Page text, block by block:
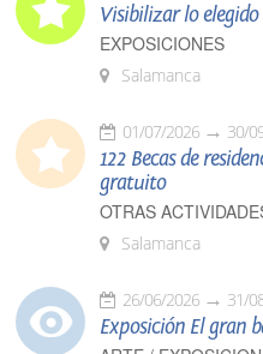
Visibilizar lo elegido
EXPOSICIONES
Salamanca
01/07/2026 30/
122 Becas de
gratuito
OTRAS
Salamanca
26/06/2026 31/
Exposición El gran